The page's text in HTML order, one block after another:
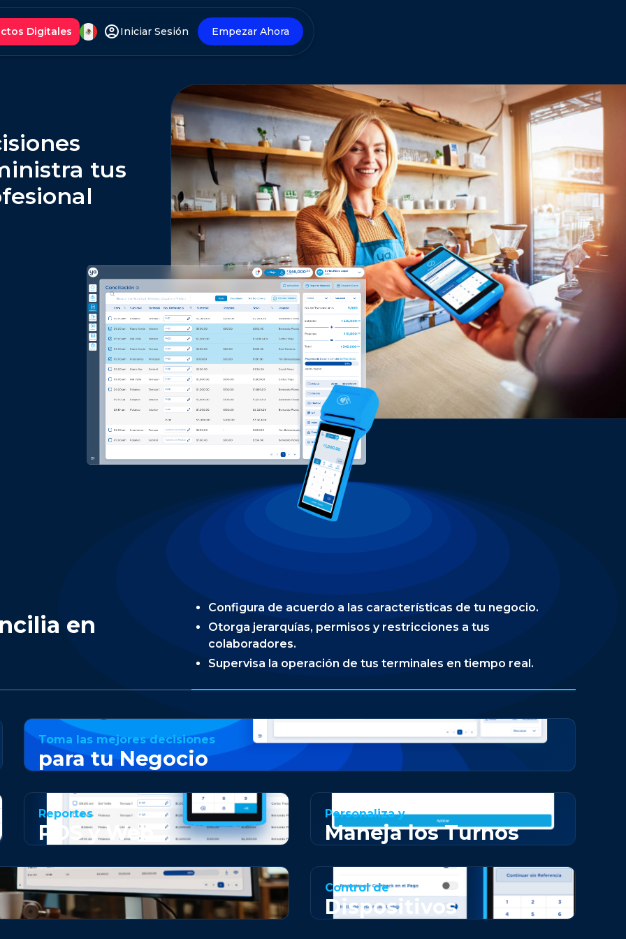
Digitales Iniciar Sesión Empezar Ahora
tus
en
Configura de acuerdo a las características de tu negocio.
Otorga jerarquías, permisos y restricciones a tus
colaboradores.
Supervisa la operación de tus terminales en tiempo real.
Toma las mejores decisiones
para tu Negocio
Reportes
POS y Web
Personaliza y
Maneja los Turnos
Control de
Dispositivos